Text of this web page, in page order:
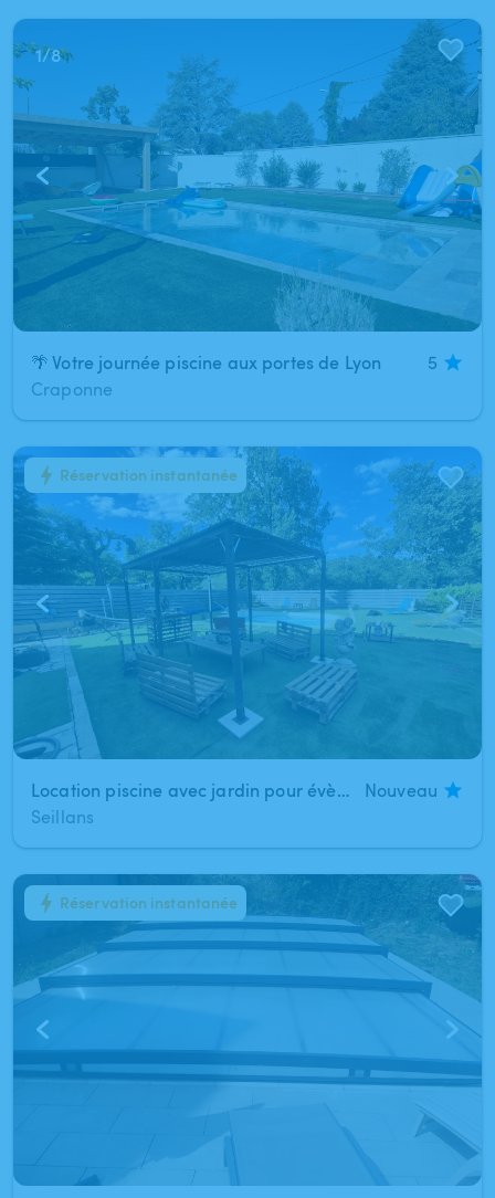
1/8
🌴 Votre journée piscine aux portes de Lyon
5
Craponne
1/6
Location piscine avec jardin pour évènements
Nouveau
Seillans
Réservation instantanée
1/3 Réservation instantanée